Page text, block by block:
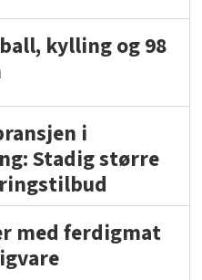
kylling og 98
i
Stadig større
med ferdigmat